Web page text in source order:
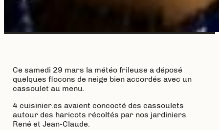
Ce samedi 29 mars la météo frileuse a déposé
quelques flocons de neige bien accordés avec un
cassoulet au menu.
4 cuisinier.es avaient concocté des cassoulets
autour des haricots récoltés par nos jardiniers
René et Jean-Claude.